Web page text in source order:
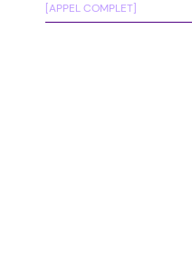
[APPEL COMPLET]